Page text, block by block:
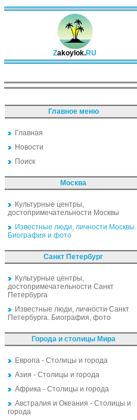
Zakoylok.RU
Главное меню
Главная
Новости
Поиск
Москва
Культурные центры,
достопримечательности Москвы
Известные люди, личности Москвы.
Биография и фото
Санкт Петербург
Культурные центры,
достопримечательности Санкт
Петербурга
Известные люди, личности Санкт
Петербурга. Биография, фото
Города и столицы Мира
Европа - Столицы и города
Азия - Столицы и города
Африка - Столицы и города
Австралия и Океания - Столицы и
города